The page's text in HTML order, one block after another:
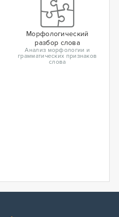
Морфологический
разбор слова
Анализ морфологии и
грамматических признаков
слова